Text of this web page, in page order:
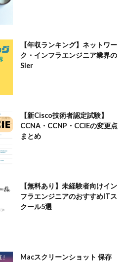
【年収ランキング】ネットワー
ク・インフラエンジニア業界の
SIer
【新Cisco技術者認定試験】
CCNA・CCNP・CCIEの変更点
まとめ
【無料あり】未経験者向けイン
フラエンジニアのおすすめITス
クール5選
Macスクリーンショット 保存